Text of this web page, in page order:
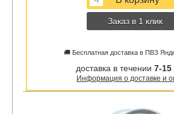
Заказ в 1 клик
🚚 Бесплатная доставка в ПВЗ
доставка в течении 7-15
Информация о доставке и